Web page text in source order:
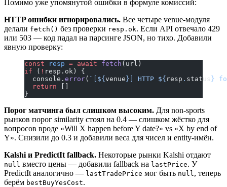
Помимо уже упомянутой ошибки в формуле комиссий:
HTTP ошибки игнорировались. Все четыре venue-модуля
делали fetch() без проверки resp.ok. Если API отвечало 429
или 503 — код падал на парсинге JSON, но тихо. Добавили
явную проверку:
const resp = await fetch (url)
if ( ! resp.ok) {
  console.
error( `[${venue}] HTTP ${ resp . status }
  return
[]
}
Порог матчинга был слишком высоким. Для non-sports
рынков порог similarity стоял на 0.4 — слишком жёстко для
вопросов вроде «Will X happen before Y date?» vs «X by end of
Y». Снизили до 0.3 и добавили веса для чисел и entity-имён.
Kalshi и PredictIt fallback. Некоторые рынки Kalshi отдают
null вместо цены — добавили fallback на lastPrice. У
PredictIt аналогично — lastTradePrice мог быть null , теперь
берём bestBuyYesCost.